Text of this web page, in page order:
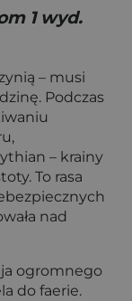
1 wyd.
– musi
Podczas
– krainy
To rasa
nad
ogromnego
do faerie.